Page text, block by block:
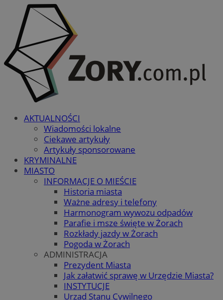
AKTUALNOŚCI
Wiadomości lokalne
Ciekawe artykuły
Artykuły sponsorowane
KRYMINALNE
MIASTO
INFORMACJE O MIEŚCIE
Historia miasta
Ważne adresy i telefony
Harmonogram wywozu odpadów
Parafie i msze święte w Żorach
Rozkłady jazdy w Żorach
Pogoda w Żorach
ADMINISTRACJA
Prezydent Miasta
Jak załatwić sprawę w Urzędzie Miasta?
INSTYTUCJE
Urząd Stanu Cywilnego